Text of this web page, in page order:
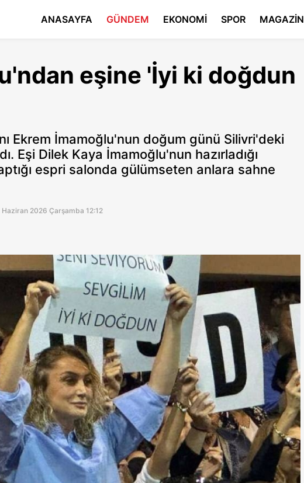
ANASAYFA GÜNDEM EKONOMİ SPOR MAGAZİN
eşine 'İyi ki doğdun
Ekrem İmamoğlu'nun doğum günü Silivri'deki
Eşi Dilek Kaya İmamoğlu'nun hazırladığı
espri salonda gülümseten anlara sahne
2026 Çarşamba 12:12